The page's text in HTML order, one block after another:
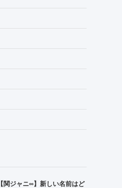
【関ジャニ∞】新しい名前はど